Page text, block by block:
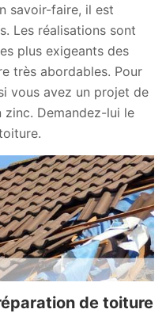
savoir-faire, il est
Les réalisations sont
plus exigeants des
très abordables. Pour
vous avez un projet de
Demandez-lui le
de toiture